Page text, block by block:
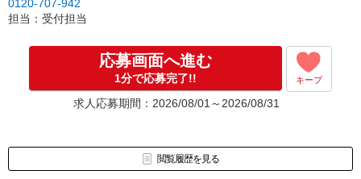
0120-707-942
担当：受付担当
応募画面へ進む
1分で応募完了!! キープ
求人応募期間：2026/08/01～2026/08/31
閲覧履歴を見る